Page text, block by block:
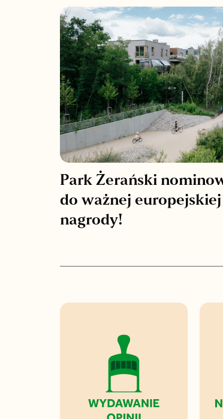
Park Żerański
do ważnej europejskiej
nagrody!